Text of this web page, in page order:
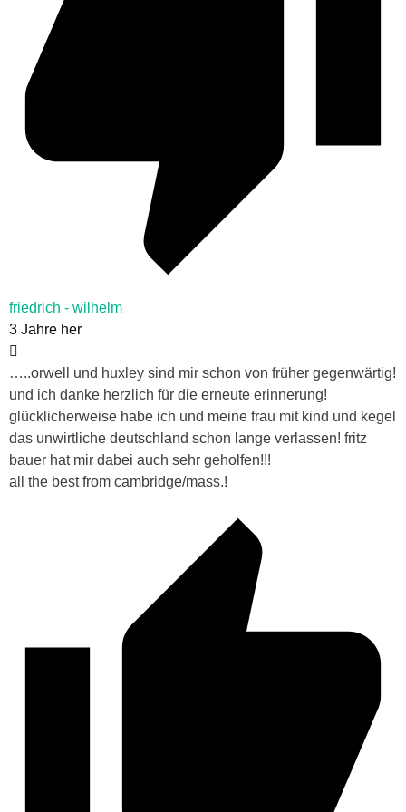
friedrich - wilhelm
3 Jahre her
…..orwell und huxley sind mir schon von früher gegenwärtig!
und ich danke herzlich für die erneute erinnerung!
glücklicherweise habe ich und meine frau mit kind und kegel
das unwirtliche deutschland schon lange verlassen! fritz
bauer hat mir dabei auch sehr geholfen!!!
all the best from cambridge/mass.!